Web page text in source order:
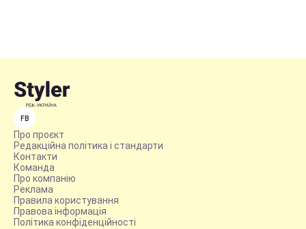
FB
Про проєкт
Редакційна політика і стандарти
Контакти
Команда
Про компанію
Реклама
Правила користування
Правова інформація
Політика конфіденційності